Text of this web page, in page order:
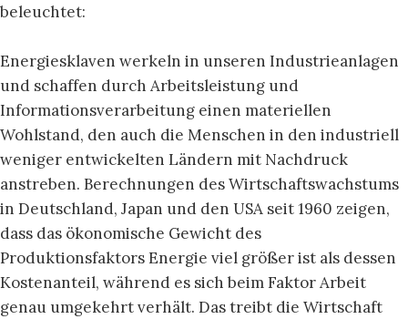
beleuchtet:
Energiesklaven werkeln in unseren Industrieanlagen
und schaffen durch Arbeitsleistung und
Informationsverarbeitung einen materiellen
Wohlstand, den auch die Menschen in den industriell
weniger entwickelten Ländern mit Nachdruck
anstreben. Berechnungen des Wirtschaftswachstums
in Deutschland, Japan und den USA seit 1960 zeigen,
dass das ökonomische Gewicht des
Produktionsfaktors Energie viel größer ist als dessen
Kostenanteil, während es sich beim Faktor Arbeit
genau umgekehrt verhält. Das treibt die Wirtschaft